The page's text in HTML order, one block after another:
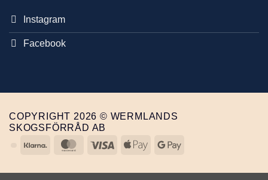
Instagram
Facebook
COPYRIGHT 2026 © WERMLANDS
SKOGSFÖRRÅD AB
Klarna
MasterCard
Visa
Apple
Google